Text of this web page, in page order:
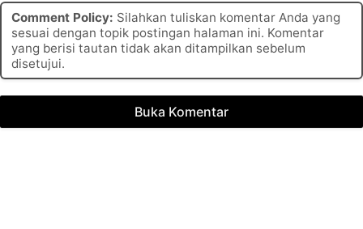
Comment Policy: Silahkan tuliskan komentar Anda yang
sesuai dengan topik postingan halaman ini. Komentar
yang berisi tautan tidak akan ditampilkan sebelum
disetujui.
Buka Komentar